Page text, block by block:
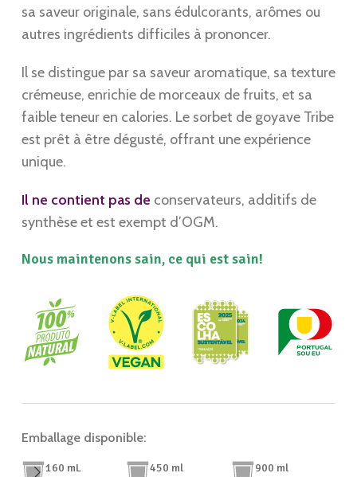
sa saveur originale, sans édulcorants, arômes ou
autres ingrédients difficiles à prononcer.
Il se distingue par sa saveur aromatique, sa texture
crémeuse, enrichie de morceaux de fruits, et sa
faible teneur en calories. Le sorbet de goyave Tribe
est prêt à être dégusté, offrant une expérience
unique.
Il ne contient pas de conservateurs, additifs de
synthèse et est exempt d’OGM.
Nous maintenons sain, ce qui est sain!
Emballage disponible:
160 mL 450 ml 900 ml